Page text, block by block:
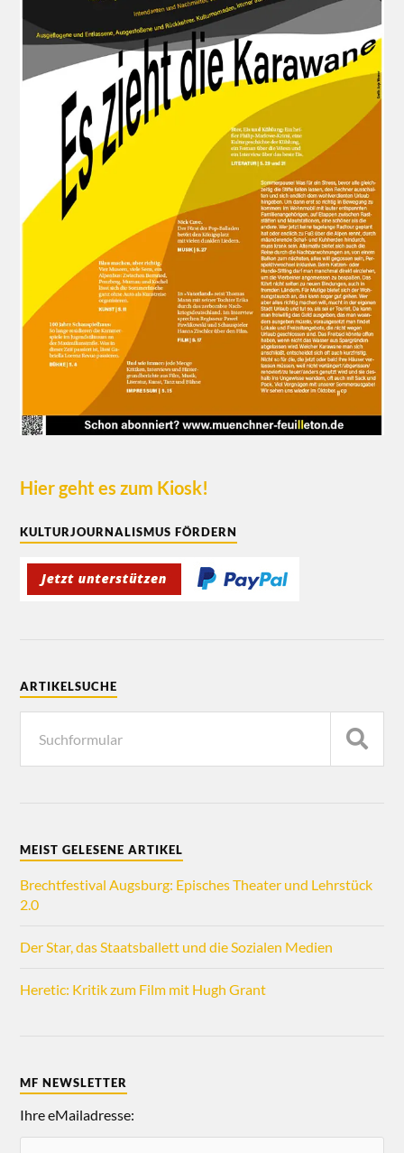
Hier geht es zum Kiosk!
KULTURJOURNALISMUS FÖRDERN
ARTIKELSUCHE
MEIST GELESENE ARTIKEL
Brechtfestival Augsburg: Episches Theater und Lehrstück
2.0
Der Star, das Staatsballett und die Sozialen Medien
Heretic: Kritik zum Film mit Hugh Grant
MF NEWSLETTER
Ihre eMailadresse: